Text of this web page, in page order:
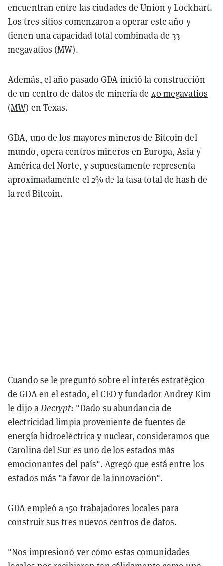
encuentran entre las ciudades de Union y Lockhart.
Los tres sitios comenzaron a operar este año y
tienen una capacidad total combinada de 33
megavatios (MW).
Además, el año pasado GDA inició la construcción
de un centro de datos de minería de 40 megavatios
(MW) en Texas.
GDA, uno de los mayores mineros de Bitcoin del
mundo, opera centros mineros en Europa, Asia y
América del Norte, y supuestamente representa
aproximadamente el 2% de la tasa total de hash de
la red Bitcoin.
Cuando se le preguntó sobre el interés estratégico
de GDA en el estado, el CEO y fundador Andrey Kim
le dijo aDecrypt: "Dado su abundancia de
electricidad limpia proveniente de fuentes de
energía hidroeléctrica y nuclear, consideramos que
Carolina del Sur es uno de los estados más
emocionantes del país". Agregó que está entre los
estados más "a favor de la innovación".
GDA empleó a 150 trabajadores locales para
construir sus tres nuevos centros de datos.
"Nos impresionó ver cómo estas comunidades